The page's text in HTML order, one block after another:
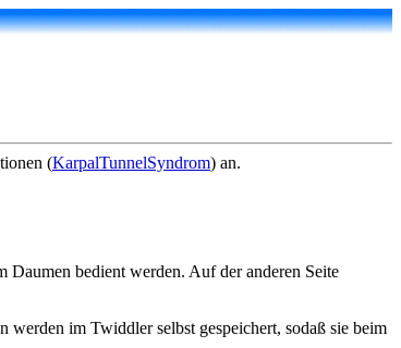
(KarpalTunnelSyndrom) an.
bedient werden. Auf der anderen Seite
im Twiddler selbst gespeichert, sodaß sie beim